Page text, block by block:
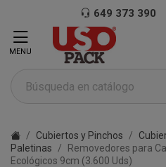
649 373 390
MENU
Cubiertos y Pinchos
Paletinas
Removedores para
Ecológicos 9cm (3.600 Uds)